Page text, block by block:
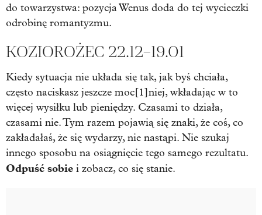
do towarzystwa: pozycja Wenus doda do tej wycieczki
odrobinę romantyzmu.
KOZIOROŻEC 22.12–19.01
Kiedy sytuacja nie układa się tak, jak byś chciała,
często naciskasz jeszcze moc[1]niej, wkładając w to
więcej wysiłku lub pieniędzy. Czasami to działa,
czasami nie. Tym razem pojawią się znaki, że coś, co
zakładałaś, że się wydarzy, nie nastąpi. Nie szukaj
innego sposobu na osiągnięcie tego samego rezultatu.
Odpuść sobie i zobacz, co się stanie.